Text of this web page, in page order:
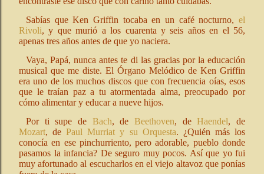
Sabías que Ken Griffin tocaba en un café nocturno, el
Rivoli, y que murió a los cuarenta y seis años en el 56,
apenas tres años antes de que yo naciera.
Vaya, Papá, nunca antes te di las gracias por la educación
musical que me diste. El Órgano Melódico de Ken Griffin
era uno de los muchos discos que con frecuencia oías, esos
que le traían paz a tu atormentada alma, preocupado por
cómo alimentar y educar a nueve hijos.
Por ti supe de Bach, deBeethoven, deHaendel, de
Mozart, dePaul Murriat y su Orquesta. ¿Quién más los
conocía en ese pinchurriento, pero adorable, pueblo donde
pasamos la infancia? De seguro muy pocos. Así que yo fui
muy afortunado al escucharlos en el viejo altavoz que ponías